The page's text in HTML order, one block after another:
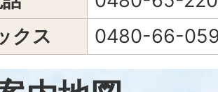
クス
0480-66-